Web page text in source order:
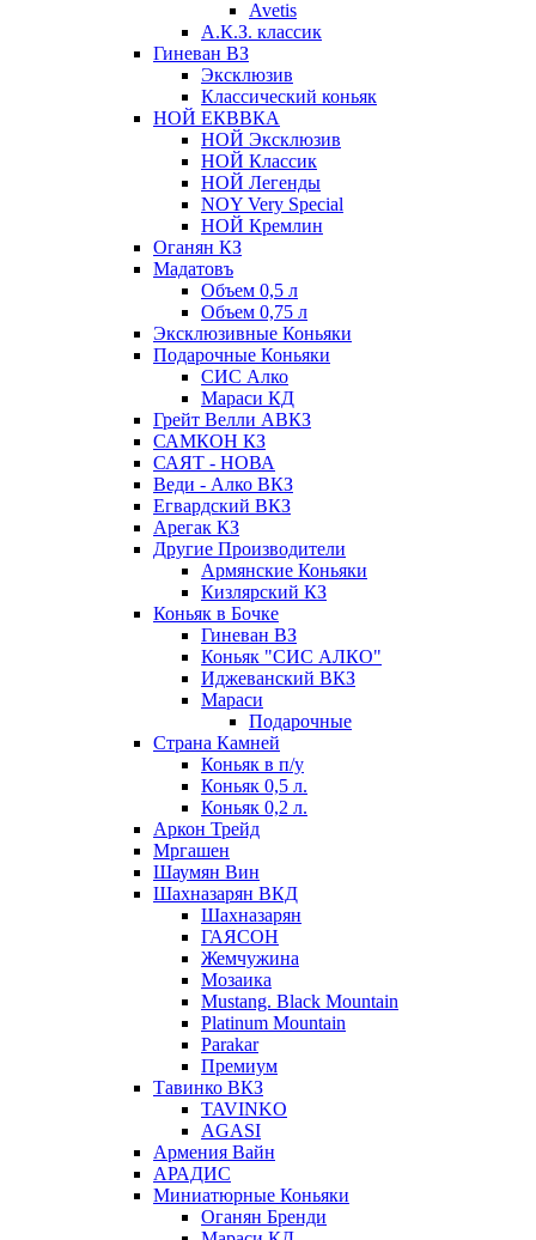
Avetis
А.К.З. классик
Гиневан ВЗ
Эксклюзив
Классический коньяк
НОЙ ЕКВВКА
НОЙ Эксклюзив
НОЙ Классик
НОЙ Легенды
NOY Very Speсial
НОЙ Кремлин
Оганян КЗ
Мадатовъ
Объем 0,5 л
Объем 0,75 л
Эксклюзивные Коньяки
Подарочные Коньяки
СИС Алко
Мараси КД
Грейт Велли АВКЗ
САМКОН КЗ
САЯТ - НОВА
Веди - Алко ВКЗ
Егвардский ВКЗ
Арегак КЗ
Другие Производители
Армянские Коньяки
Кизлярский КЗ
Коньяк в Бочке
Гиневан ВЗ
Коньяк "СИС АЛКО"
Иджеванский ВКЗ
Мараси
Подарочные
Страна Камней
Коньяк в п/у
Коньяк 0,5 л.
Коньяк 0,2 л.
Аркон Трейд
Мргашен
Шаумян Вин
Шахназарян ВКД
Шахназарян
ГАЯСОН
Жемчужина
Мозаика
Mustang. Black Mountain
Platinum Mountain
Parakar
Премиум
Тавинко ВКЗ
TAVINKO
AGASI
Армения Вайн
АРАДИС
Миниатюрные Коньяки
Оганян Бренди